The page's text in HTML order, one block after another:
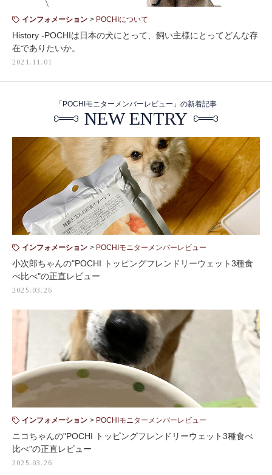
インフォメーション POCHIについて
History -POCHIは日本の犬にとって、飼い主様にとってどんな存
在でありたいか。
2021.11.01
「POCHIモニターメンバーレビュー」の新着記事
NEW ENTRY
インフォメーション POCHIモニターメンバーレビュー
小次郎ちゃんの"POCHI トッピングフレンドリーウェット3種食
べ比べ"の正直レビュー
2025.03.26
インフォメーション POCHIモニターメンバーレビュー
ニコちゃんの"POCHI トッピングフレンドリーウェット3種食べ
比べ"の正直レビュー
2025.03.26